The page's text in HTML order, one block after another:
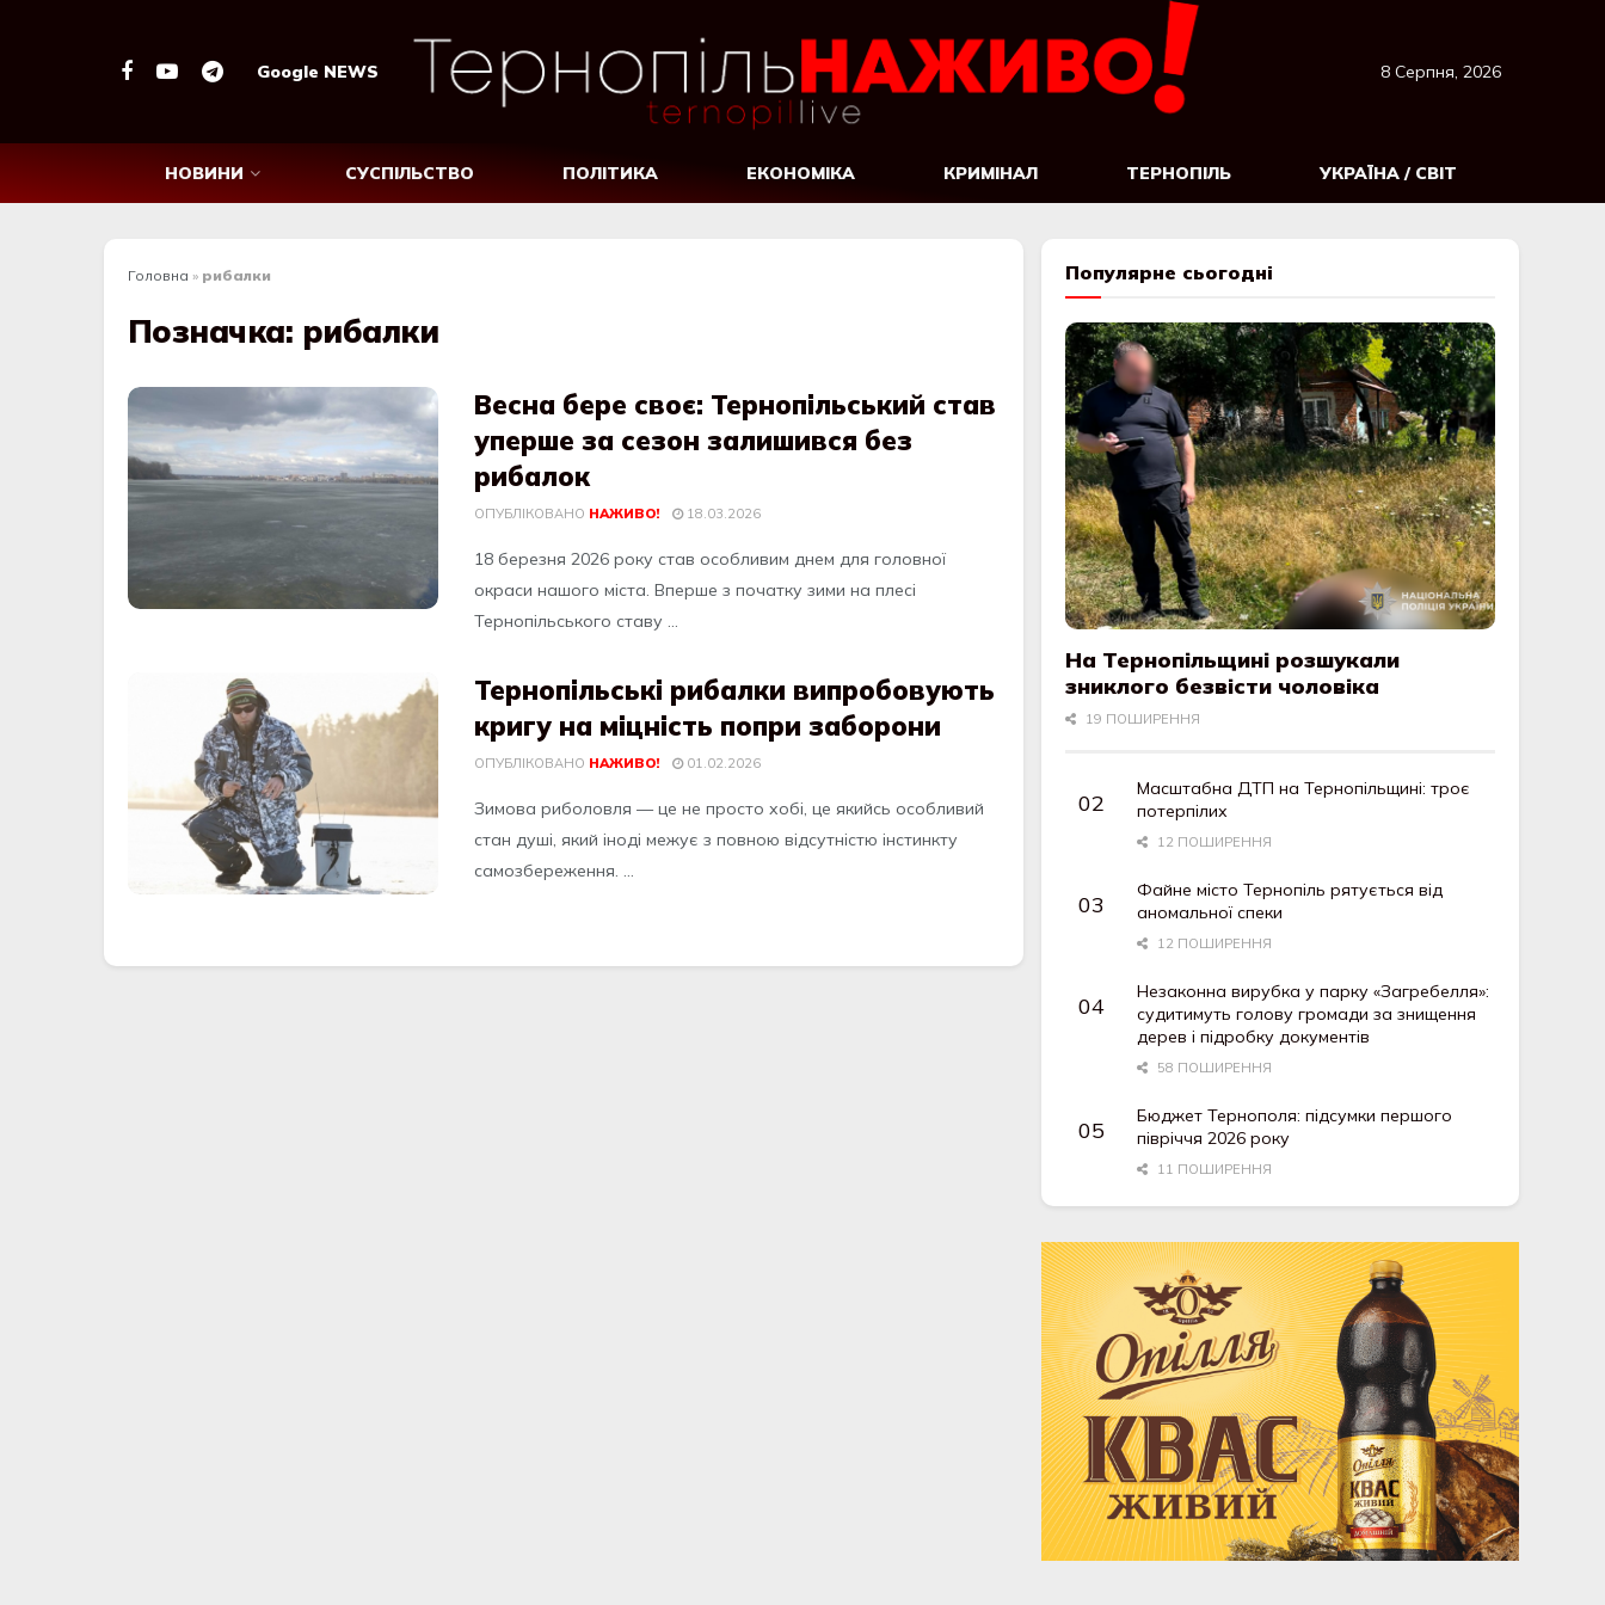
Google NEWS 8 Серпня, 2026
НОВИНИ СУСПІЛЬСТВО ПОЛІТИКА ЕКОНОМІКА КРИМІНАЛ ТЕРНОПІЛЬ УКРАЇНА / СВІТ
Головна » рибалки
Позначка: рибалки
Весна бере своє: Тернопільський став
уперше за сезон залишився без
рибалок
ОПУБЛІКОВАНО НАЖИВО! 18.03.2026
18 березня 2026 року став особливим днем для головної
окраси нашого міста. Вперше з початку зими на плесі
Тернопільського ставу ...
Тернопільські рибалки випробовують
кригу на міцність попри заборони
ОПУБЛІКОВАНО НАЖИВО! 01.02.2026
Зимова риболовля — це не просто хобі, це якийсь особливий
стан душі, який іноді межує з повною відсутністю інстинкту
самозбереження. ...
Популярне сьогодні
На Тернопільщині розшукали
зниклого безвісти чоловіка
19 ПОШИРЕННЯ
Масштабна ДТП на Тернопільщині: троє
потерпілих
12 ПОШИРЕННЯ
Файне місто Тернопіль рятується від
аномальної спеки
12 ПОШИРЕННЯ
Незаконна вирубка у парку «Загребелля»:
судитимуть голову громади за знищення
дерев і підробку документів
58 ПОШИРЕННЯ
Бюджет Тернополя: підсумки першого
півріччя 2026 року
11 ПОШИРЕННЯ